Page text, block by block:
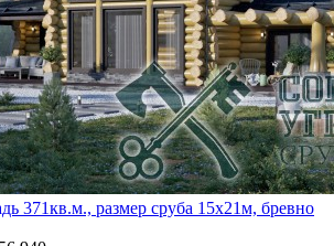
371кв.м., размер сруба 15х21м, бревно